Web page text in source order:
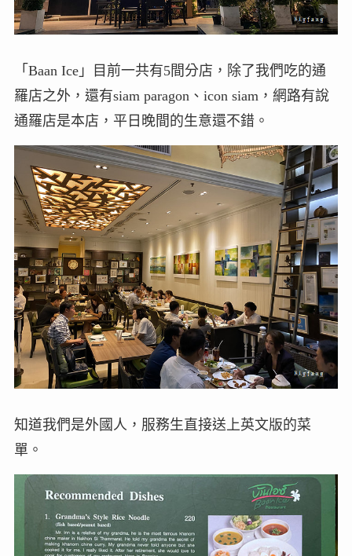
「Baan Ice」目前一共有5間分店，除了我們吃的通
羅店之外，還有siam paragon、icon siam，網路有說
通羅店是本店，平日晚間的生意還不錯。
知道我們是外國人，服務生直接送上英文版的菜
單。